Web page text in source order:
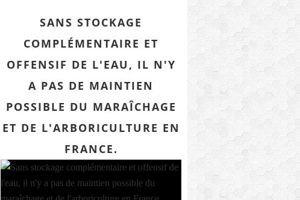
SANS STOCKAGE
COMPLÉMENTAIRE ET
OFFENSIF DE L'EAU, IL N'Y
A PAS DE MAINTIEN
POSSIBLE DU MARAÎCHAGE
ET DE L'ARBORICULTURE EN
FRANCE.